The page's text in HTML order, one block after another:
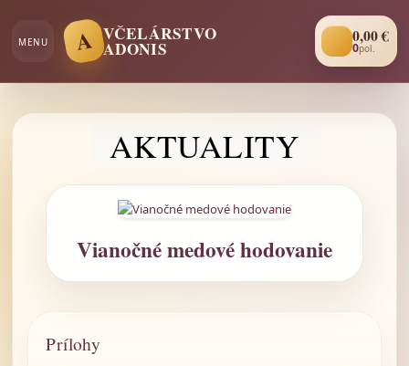
MENU A VČELÁRSTVO
ADONIS
0,00 €
0pol.
AKTUALITY
Vianočné medové hodovanie
Prílohy